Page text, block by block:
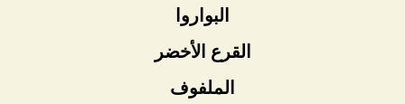
البواروا
القرع الأخضر
الملفوف